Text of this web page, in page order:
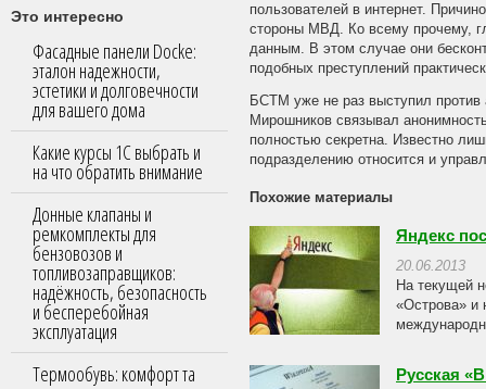
Это интересно
Фасадные панели Docke:
эталон надежности,
эстетики и долговечности
для вашего дома
Какие курсы 1С выбрать и
на что обратить внимание
Донные клапаны и
ремкомплекты для
бензовозов и
топливозаправщиков:
надёжность, безопасность
и бесперебойная
эксплуатация
Термообувь: комфорт та
пользователей в интернет.
стороны МВД. Ко всему прочему,
данным. В этом случае они
подобных преступлений
БСТМ уже не раз выступил против
Мирошников связывал
полностью секретна. Известно
подразделению относится и
Похожие материалы
Яндекс
20.06.2013
На текущей
«Острова» и
Русская